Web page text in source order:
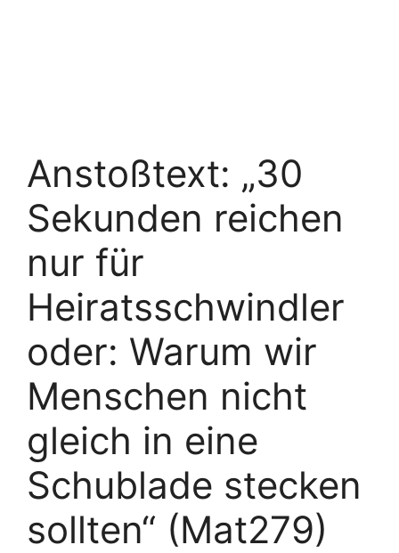
Anstoßtext: „30
Sekunden reichen
nur für
Heiratsschwindler
oder: Warum wir
Menschen nicht
gleich in eine
Schublade stecken
sollten“ (Mat279)